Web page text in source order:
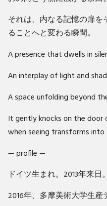
それは、内なる記憶の扉
ることへと変わる瞬間。
A presence that dwells in
An interplay of light and
A space unfolding beyond
It gently knocks on the
when seeing transforms into
— profile —
ドイツ生まれ。2013年来日。
2016年、多摩美術大学生産